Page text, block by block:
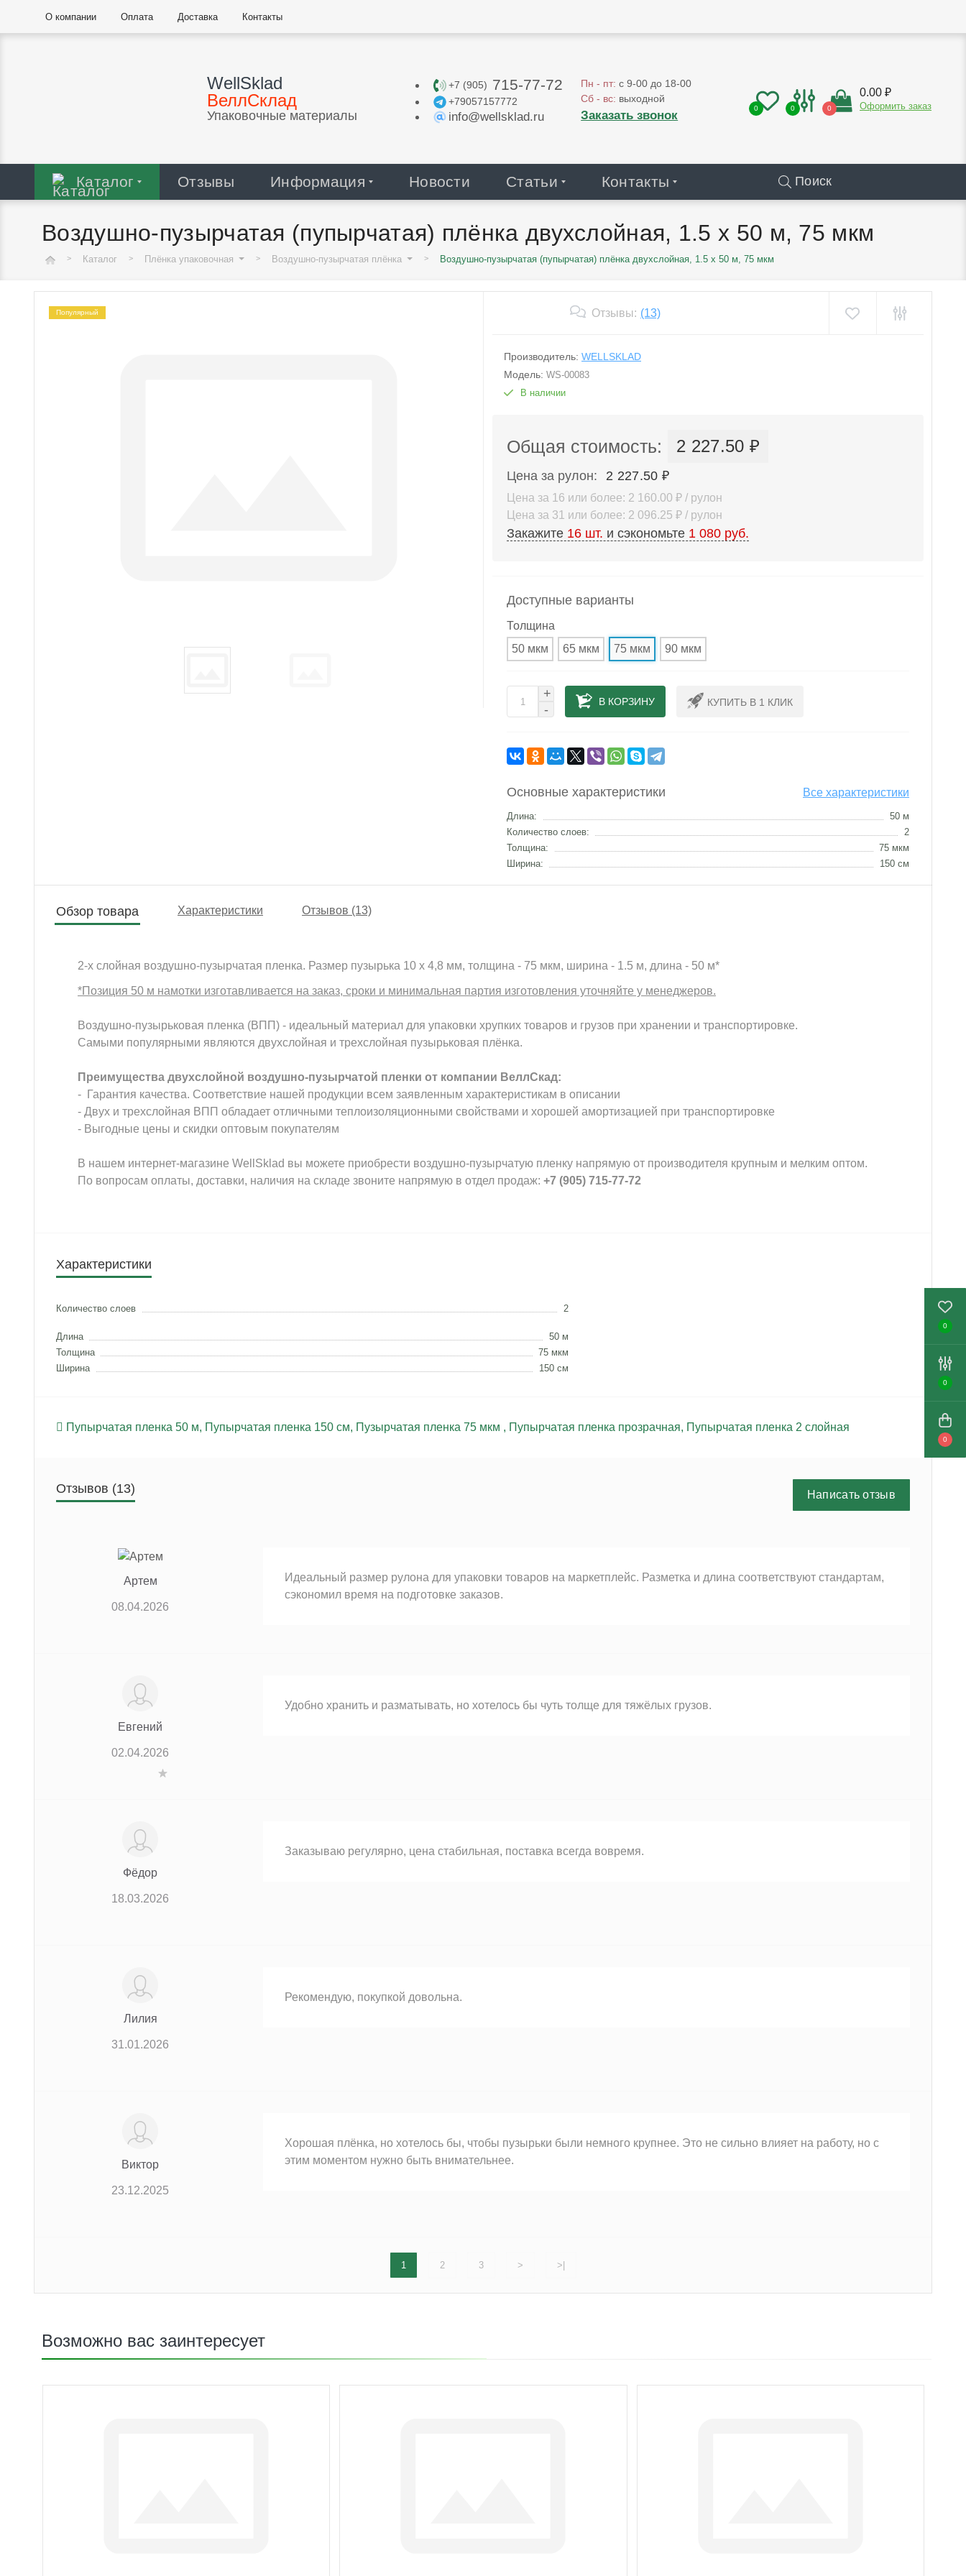
0
0
0
О компании Оплата Доставка Контакты
WellSklad
ВеллСклад
Упаковочные материалы
+7 (905) 715-77-72
+79057157772
info@wellsklad.ru
Пн - пт: с 9-00 до 18-00
Сб - вс: выходной
Заказать звонок
0 0 0
0.00 ₽
Оформить заказ
Каталог Отзывы Информация Новости Статьи Контакты Поиск
Воздушно-пузырчатая (пупырчатая) плёнка двухслойная, 1.5 х 50 м, 75 мкм
Каталог Плёнка упаковочная Воздушно-пузырчатая плёнка Воздушно-пузырчатая (пупырчатая) плёнка двухслойная, 1.5 х 50 м, 75 мкм
Популярный Отзывы: (13)
Производитель: WELLSKLAD
Модель: WS-00083
В наличии
Общая стоимость: 2 227.50 ₽
Цена за рулон: 2 227.50 ₽
Цена за 16 или более: 2 160.00 ₽ / рулон
Цена за 31 или более: 2 096.25 ₽ / рулон
Закажите 16 шт. и сэкономьте 1 080 руб.
Доступные варианты
Толщина
50 мкм
65 мкм 75 мкм 90 мкм
+
-
В КОРЗИНУ КУПИТЬ В 1 КЛИК
Основные характеристики Все характеристики
Длина:
50 м
Количество слоев:
2
Толщина:
75 мкм
Ширина:
150 см
Обзор товара Характеристики Отзывов (13)
2-х слойная воздушно-пузырчатая пленка. Размер пузырька 10 х 4,8 мм, толщина - 75 мкм, ширина - 1.5 м, длина - 50 м*
*Позиция 50 м намотки изготавливается на заказ, сроки и минимальная партия изготовления уточняйте у менеджеров.
Воздушно-пузырьковая пленка (ВПП) - идеальный материал для упаковки хрупких товаров и грузов при хранении и транспортировке.
Самыми популярными являются двухслойная и трехслойная пузырьковая плёнка.
Преимущества двухслойной воздушно-пузырчатой пленки от компании ВеллСкад:
- Гарантия качества. Соответствие нашей продукции всем заявленным характеристикам в описании
- Двух и трехслойная ВПП обладает отличными теплоизоляционными свойствами и хорошей амортизацией при транспортировке
- Выгодные цены и скидки оптовым покупателям
В нашем интернет-магазине WellSklad вы можете приобрести воздушно-пузырчатую пленку напрямую от производителя крупным и мелким оптом.
По вопросам оплаты, доставки, наличия на складе звоните напрямую в отдел продаж: +7 (905) 715-77-72
Характеристики
Количество слоев 2
Длина
50 м
Толщина
75 мкм
Ширина
150 см
Пупырчатая пленка 50 м, Пупырчатая пленка 150 см, Пузырчатая пленка 75 мкм , Пупырчатая пленка прозрачная, Пупырчатая пленка 2 слойная
Отзывов (13) Написать отзыв
Артем
08.04.2026
Идеальный размер рулона для упаковки товаров на маркетплейс. Разметка и длина соответствуют стандартам,
сэкономил время на подготовке заказов.
Евгений
02.04.2026
Удобно хранить и разматывать, но хотелось бы чуть толще для тяжёлых грузов.
Фёдор
18.03.2026
Заказываю регулярно, цена стабильная, поставка всегда вовремя.
Лилия
31.01.2026
Рекомендую, покупкой довольна.
Виктор
23.12.2025
Хорошая плёнка, но хотелось бы, чтобы пузырьки были немного крупнее. Это не сильно влияет на работу, но с
этим моментом нужно быть внимательнее.
1 2 3 > >|
Возможно вас заинтересует